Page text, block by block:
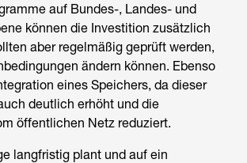
auf Bundes-, Landes- und
können die Investition zusätzlich
aber regelmäßig geprüft werden,
ändern können. Ebenso
eines Speichers, da dieser
deutlich erhöht und die
öffentlichen Netz reduziert.
langfristig plant und auf ein